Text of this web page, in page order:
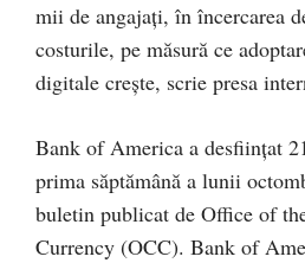
mii de angajați, în încercarea
costurile, pe măsură ce
digitale crește, scrie presa
Bank of America a desființat
prima săptămână a lunii
buletin publicat de Office of
Currency (OCC). Bank of